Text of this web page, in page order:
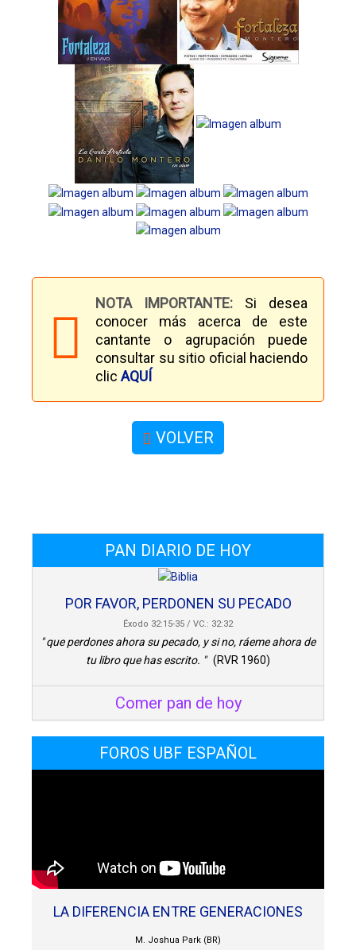
NOTA IMPORTANTE:
Si desea
conocer más acerca de este
cantante o agrupación puede
consultar su sitio oficial haciendo
clicAQUÍ
VOLVER
PAN DIARIO DE HOY
POR FAVOR, PERDONEN SU PECADO
Éxodo 32:15-35 / VC.: 32:32
" que perdones ahora su pecado, y si no, ráeme ahora de
tu libro que has escrito. " (RVR 1960)
Comer pan de hoy
FOROS UBF ESPAÑOL
LA DIFERENCIA ENTRE GENERACIONES
M. Joshua Park (BR)